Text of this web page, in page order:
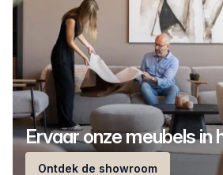
Ervaar onze meubels in
Ontdek de showroom